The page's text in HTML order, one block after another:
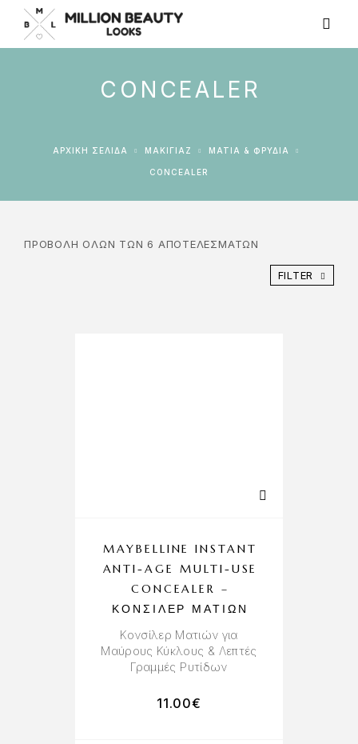
CONCEALER
ΑΡΧΙΚΉ ΣΕΛΊΔΑ ΜΑΚΙΓΙΑΖ ΜΆΤΙΑ & ΦΡΎΔΙΑ
CONCEALER
ΠΡΟΒΟΛΉ ΌΛΩΝ ΤΩΝ 6 ΑΠΟΤΕΛΕΣΜΆΤΩΝ
FILTER
MAYBELLINE INSTANT
ANTI-AGE MULTI-USE
CONCEALER –
ΚΟΝΣΊΛΕΡ ΜΑΤΙΏΝ
Kονσίλερ Mατιών για
Μαύρους Κύκλους & Λεπτές
Γραμμές Ρυτίδων
11.00€